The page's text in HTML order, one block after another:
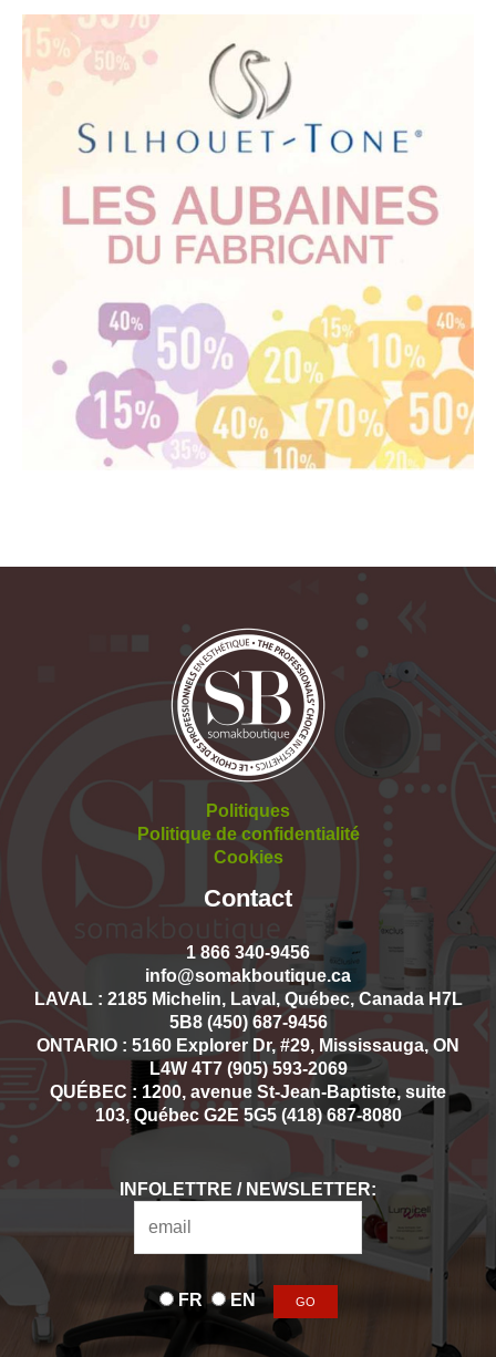
Politiques
Politique de confidentialité
Cookies
Contact
1 866 340-9456
info@somakboutique.ca
LAVAL : 2185 Michelin, Laval, Québec, Canada H7L
5B8 (450) 687-9456
ONTARIO : 5160 Explorer Dr, #29, Mississauga, ON
L4W 4T7 (905) 593-2069
QUÉBEC : 1200, avenue St-Jean-Baptiste, suite
103, Québec G2E 5G5 (418) 687-8080
INFOLETTRE / NEWSLETTER:
FR EN